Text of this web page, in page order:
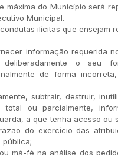
máxima do Município será
Municipal.
ilícitas que ensejam
informação requerida
deliberadamente o seu
de forma
subtrair, destruir,
total ou parcialmente,
a que tenha acesso ou
do exercício das
pública;
má-fé na análise dos